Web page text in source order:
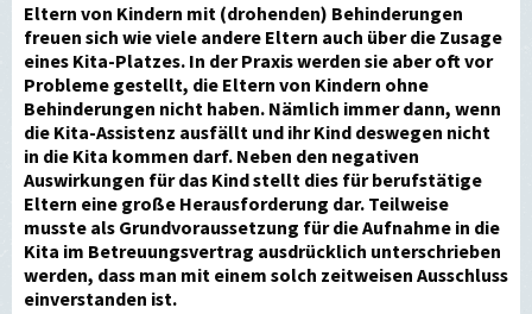
Eltern von Kindern mit (drohenden) Behinderungen
freuen sich wie viele andere Eltern auch über die Zusage
eines Kita-Platzes. In der Praxis werden sie aber oft vor
Probleme gestellt, die Eltern von Kindern ohne
Behinderungen nicht haben. Nämlich immer dann, wenn
die Kita-Assistenz ausfällt und ihr Kind deswegen nicht
in die Kita kommen darf. Neben den negativen
Auswirkungen für das Kind stellt dies für berufstätige
Eltern eine große Herausforderung dar. Teilweise
musste als Grundvoraussetzung für die Aufnahme in die
Kita im Betreuungsvertrag ausdrücklich unterschrieben
werden, dass man mit einem solch zeitweisen Ausschluss
einverstanden ist.